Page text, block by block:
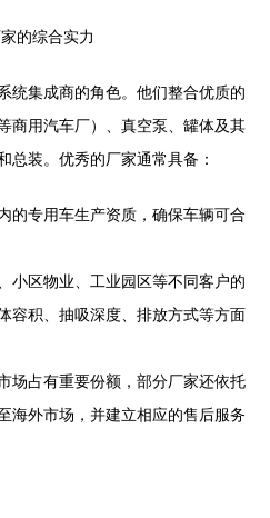
的综合实力
统集成商的角色。他们整合优质的
商用汽车厂）、真空泵、罐体及其
总装。优秀的厂家通常具备：
的专用车生产资质，确保车辆可合
小区物业、工业园区等不同客户的
容积、抽吸深度、排放方式等方面
场占有重要份额，部分厂家还依托
海外市场，并建立相应的售后服务